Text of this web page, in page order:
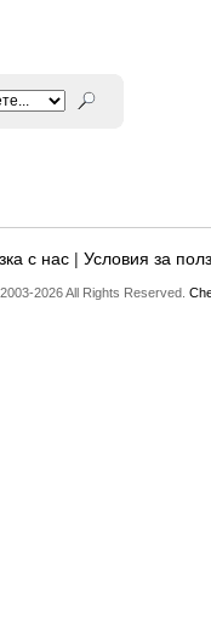
с нас |Условия за
2026 All Rights Reserved.